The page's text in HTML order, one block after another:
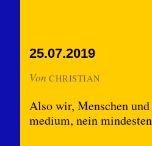
25.07.2019
Von CHRISTIAN
Also wir, Menschen
medium, nein